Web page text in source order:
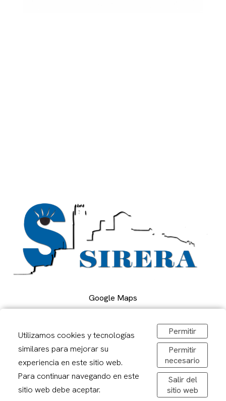
Google Maps
Carrer Alcalde Porqueres, 2, Lleida
973 241878
sirerafoto@gmail.com
De dilluns a divendres: 08,30-20,00h
Dissabtes: 09:00 – 13:00
Utilizamos cookies y tecnologías
similares para mejorar su
experiencia en este sitio web.
Para continuar navegando en este
sitio web debe aceptar.
Permitir
Permitir
necesario
Salir del
sitio web